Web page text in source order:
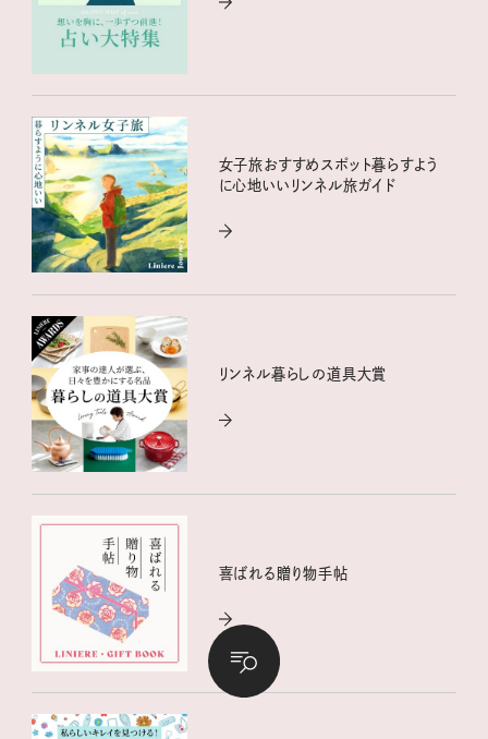
女子旅おすすめスポット暮らすよう
に心地いいリンネル旅ガイド
リンネル暮らしの道具大賞
喜ばれる贈り物手帖